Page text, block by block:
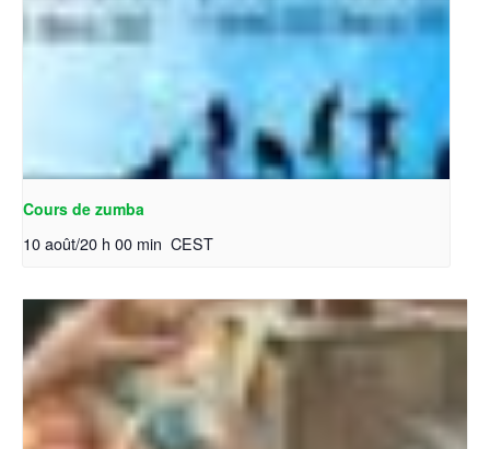
Cours de zumba
10 août/20 h 00 min CEST